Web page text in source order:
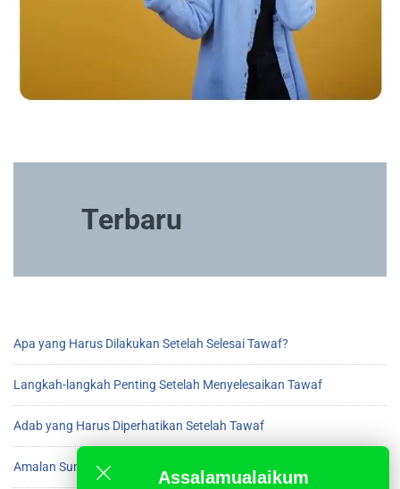
Terbaru
Apa yang Harus Dilakukan Setelah Selesai Tawaf?
Langkah-langkah Penting Setelah Menyelesaikan Tawaf
Adab yang Harus Diperhatikan Setelah Tawaf
Amalan Sunnah Setelah Beres Tawaf di Ka’bah
Assalamualaikum